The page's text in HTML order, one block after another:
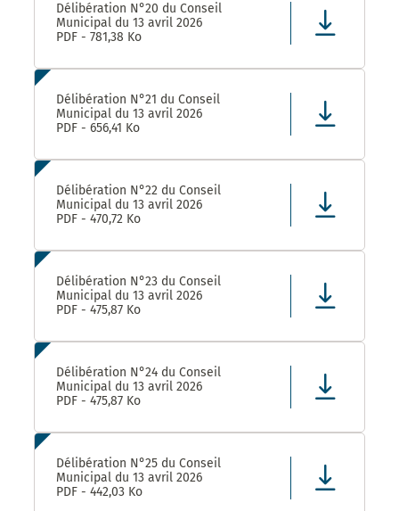
Délibération N°20 du Conseil
Municipal du 13 avril 2026
PDF - 781,38 Ko
Délibération N°21 du Conseil
Municipal du 13 avril 2026
PDF - 656,41 Ko
Délibération N°22 du Conseil
Municipal du 13 avril 2026
PDF - 470,72 Ko
Délibération N°23 du Conseil
Municipal du 13 avril 2026
PDF - 475,87 Ko
Délibération N°24 du Conseil
Municipal du 13 avril 2026
PDF - 475,87 Ko
Délibération N°25 du Conseil
Municipal du 13 avril 2026
PDF - 442,03 Ko